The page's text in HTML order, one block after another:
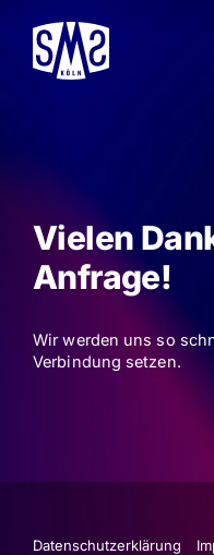
Secret Magic Show
Theater exklusiv
Gutscheine
Kontakt
Vielen
Anfrage!
Wir werden uns so
Verbindung setzen.
Datenschutzerklärung